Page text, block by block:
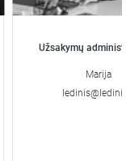
Užsakymų
Marija
ledinis@ledinis.lt